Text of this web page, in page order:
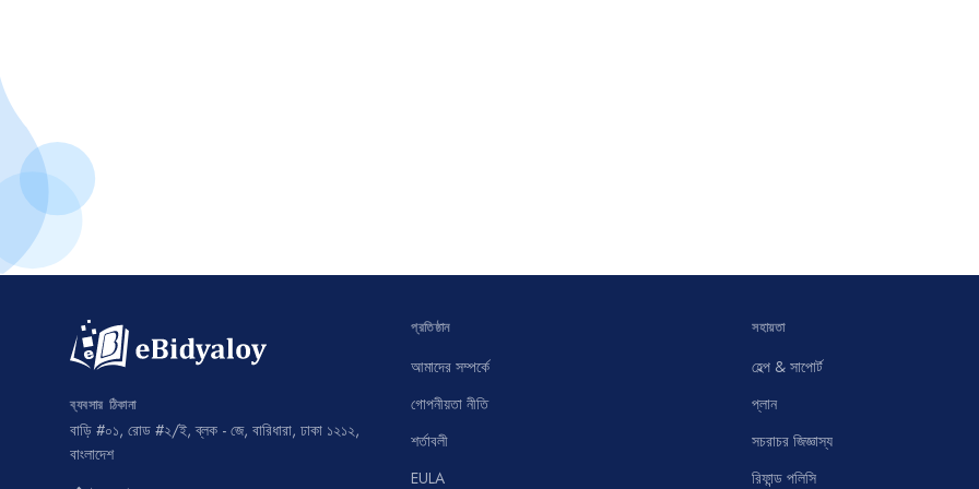
ব্যবসার ঠিকানা
বাড়ি #০১, রোড #২/ই, ব্লক - জে, বারিধারা, ঢাকা ১২১২,
বাংলাদেশ
প্রতিষ্ঠান
আমাদের সম্পর্কে
গোপনীয়তা নীতি
শর্তাবলী
EULA
সহায়তা
হেল্প & সাপোর্ট
প্লান
সচরাচর জিজ্ঞাস্য
রিফান্ড পলিসি